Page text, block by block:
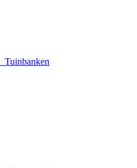
Tuinbanken